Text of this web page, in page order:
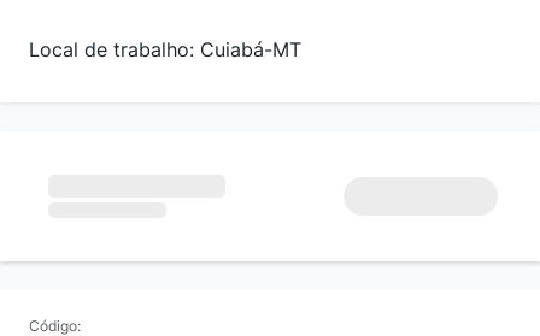
Local de trabalho: Cuiabá-MT
Código: